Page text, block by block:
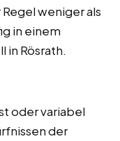
weniger als
in einem
Rösrath.
oder variabel
der